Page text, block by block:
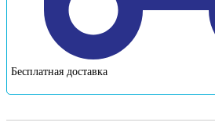
Бесплатная доставка